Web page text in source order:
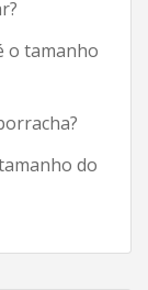
o tamanho
do